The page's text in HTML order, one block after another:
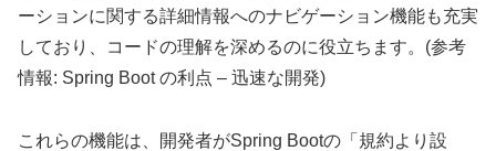
ーションに関する詳細情報へのナビゲーション機能も充実
しており、コードの理解を深めるのに役立ちます。(参考
情報: Spring Boot の利点 – 迅速な開発)
これらの機能は、開発者がSpring Bootの「規約より設